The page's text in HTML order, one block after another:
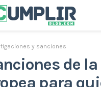
y sanciones
de la
para